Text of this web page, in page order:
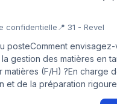
confidentielle 📍 31 - Revel
posteComment envisagez-
gestion des matières en
matières (F/H) ?En charge
et de la préparation